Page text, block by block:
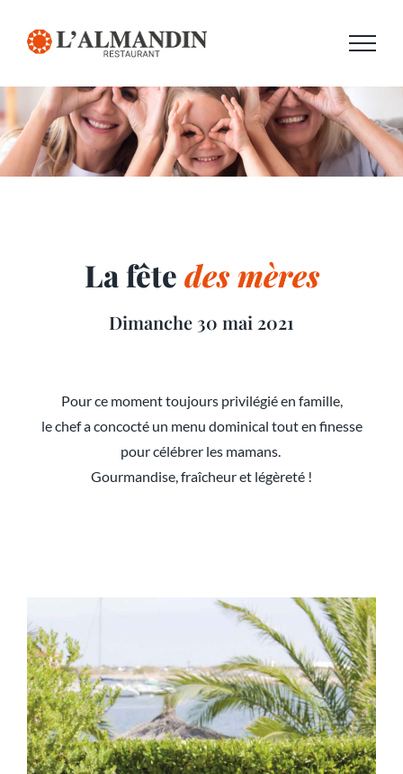
La fête des mères
Dimanche 30 mai 2021
Pour ce moment toujours privilégié en famille,
le chef a concocté un menu dominical tout en finesse
pour célébrer les mamans.
Gourmandise, fraîcheur et légèreté !